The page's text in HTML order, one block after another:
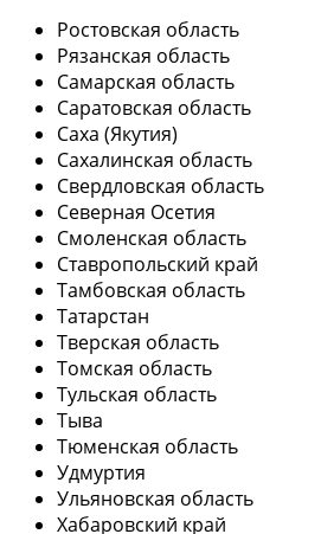
Ростовская область
Рязанская область
Самарская область
Саратовская область
Саха (Якутия)
Сахалинская область
Свердловская область
Северная Осетия
Смоленская область
Ставропольский край
Тамбовская область
Татарстан
Тверская область
Томская область
Тульская область
Тыва
Тюменская область
Удмуртия
Ульяновская область
Хабаровский край